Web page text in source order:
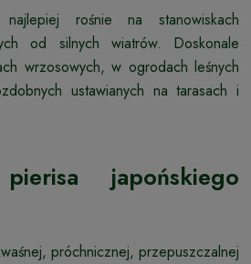
rośnie na stanowiskach
od silnych wiatrów. Doskonale
wrzosowych, w ogrodach leśnych
ustawianych na tarasach i
japońskiego
próchnicznej, przepuszczalnej